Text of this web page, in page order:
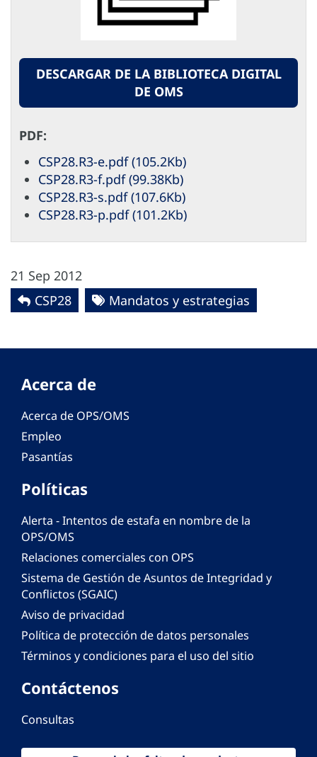
DESCARGAR DE LA BIBLIOTECA DIGITAL
DE OMS
PDF:
CSP28.R3-e.pdf (105.2Kb)
CSP28.R3-f.pdf (99.38Kb)
CSP28.R3-s.pdf (107.6Kb)
CSP28.R3-p.pdf (101.2Kb)
21 Sep 2012
CSP28
Mandatos y estrategias
Acerca de
Acerca de OPS/OMS
Empleo
Pasantías
Políticas
Alerta - Intentos de estafa en nombre de la
OPS/OMS
Relaciones comerciales con OPS
Sistema de Gestión de Asuntos de Integridad y
Conflictos (SGAIC)
Aviso de privacidad
Política de protección de datos personales
Términos y condiciones para el uso del sitio
Contáctenos
Consultas